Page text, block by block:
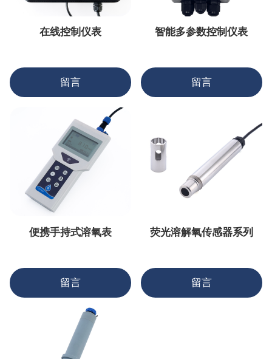
在线控制仪表
留言
智能多参数控制仪表
留言
便携手持式溶氧表
留言
荧光溶解氧传感器系列
留言